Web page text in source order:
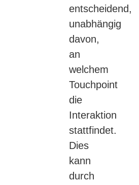
entscheidend,
unabhängig
davon,
an
welchem
Touchpoint
die
Interaktion
stattfindet.
Dies
kann
durch